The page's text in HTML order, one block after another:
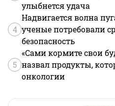
улыбнется удача
4
Надвигается волна
ученые потребовали
безопасность
5
«Сами кормите свои
назвал продукты,
онкологии